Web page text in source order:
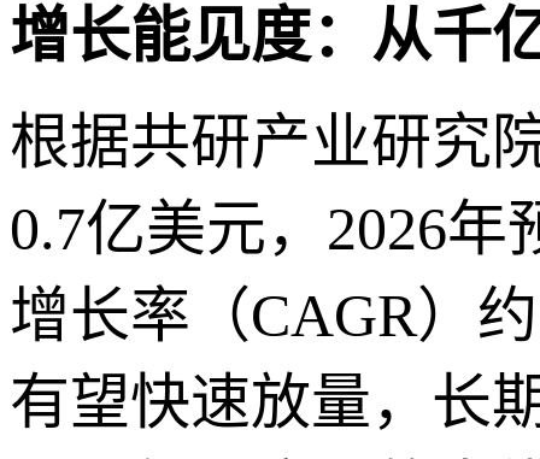
增长能见度：从千
根据共研产业研究
0.7亿美元，2026
增长率（CAGR）
有望快速放量，长